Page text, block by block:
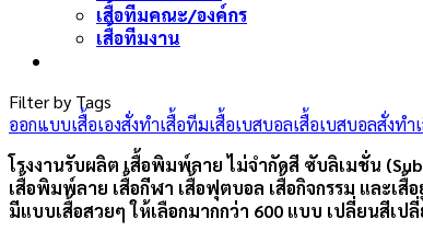
เสื้อทีมคณะ/องค์กร
เสื้อทีมงาน
Filter by Tags
ออกแบบเสื้อเองสั่งทำเสื้อทีมเสื้อเบสบอลเสื้อเบสบอลสั่งทำ
โรงงานรับผลิต เสื้อพิมพ์ลาย ไม่จำกัดสี ซับลิเมชั่น
เสื้อพิมพ์ลาย เสื้อกีฬา เสื้อฟุตบอล เสื้อกิจกรรม และเ
มีแบบเสื้อสวยๆ ให้เลือกมากกว่า 600 แบบ เปลี่ยนสีเป